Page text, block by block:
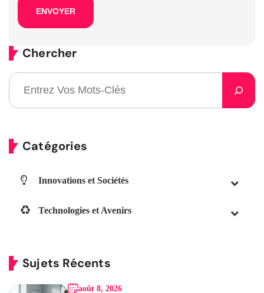
Chercher
Catégories
Innovations et Sociétés
Technologies et Avenirs
Sujets Récents
août 8, 2026